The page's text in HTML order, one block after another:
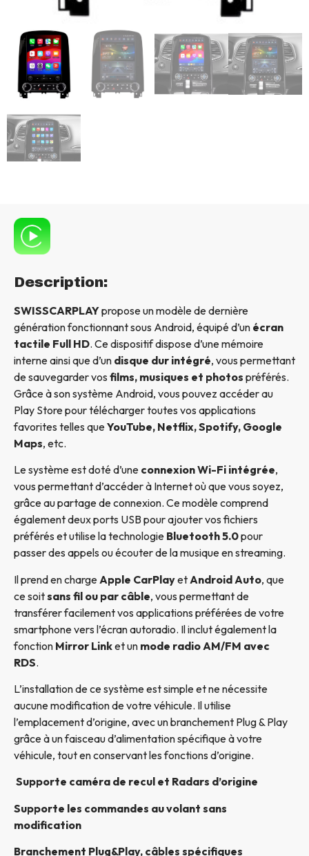
Description:
SWISSCARPLAYpropose un modèle de dernière
génération fonctionnant sous Android, équipé d’un écran
tactile Full HD. Ce dispositif dispose d’une mémoire
interne ainsi que d’un disque dur intégré, vous permettant
de sauvegarder vos films, musiques et photos préférés.
Grâce à son système Android, vous pouvez accéder au
Play Store pour télécharger toutes vos applications
favorites telles queYouTube, Netflix, Spotify, Google
Maps, etc.
Le système est doté d’une connexion Wi-Fi intégrée,
vous permettant d’accéder à Internet où que vous soyez,
grâce au partage de connexion. Ce modèle comprend
également deux ports USB pour ajouter vos fichiers
préférés et utilise la technologie Bluetooth 5.0pour
passer des appels ou écouter de la musique en streaming.
Il prend en charge Apple CarPlayet Android Auto, que
ce soitsans fil ou par câble, vous permettant de
transférer facilement vos applications préférées de votre
smartphone vers l’écran autoradio. Il inclut également la
fonction Mirror Linket un mode radio AM/FM avec
RDS.
L’installation de ce système est simple et ne nécessite
aucune modification de votre véhicule. Il utilise
l’emplacement d’origine, avec un branchement Plug & Play
grâce à un faisceau d’alimentation spécifique à votre
véhicule, tout en conservant les fonctions d’origine.
Supporte caméra de recul et Radars d’origine
Supporte les commandes au volant sans
modification
Branchement Plug&Play, câbles spécifiques